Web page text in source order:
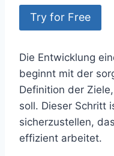
Try for Free
Die Entwicklung
beginnt mit der
Definition der
soll. Dieser Schritt
sicherzustellen,
effizient arbeitet.